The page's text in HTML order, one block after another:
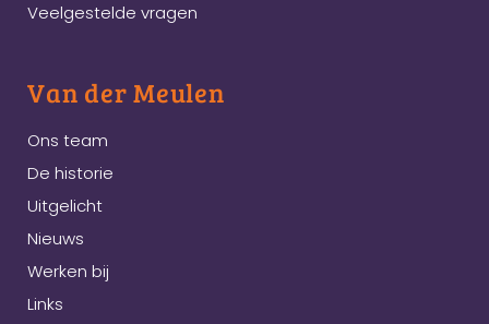
Veelgestelde vragen
Van der Meulen
Ons team
De historie
Uitgelicht
Nieuws
Werken bij
Links